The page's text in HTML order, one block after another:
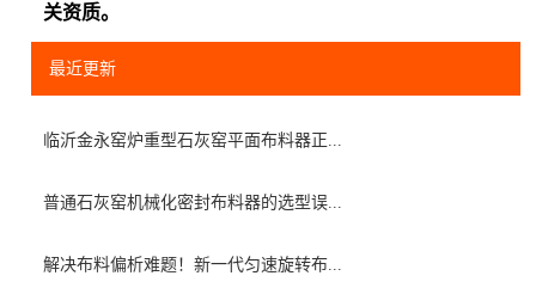
关资质。
最近更新
临沂金永窑炉重型石灰窑平面布料器正...
普通石灰窑机械化密封布料器的选型误...
解决布料偏析难题！新一代匀速旋转布...